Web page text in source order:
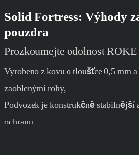
Solid Fortress: Výhody
pouzdra
Prozkoumejte odolnost ROKE
Vyrobeno z kovu o tloušťce 0,5 mm a
zaoblenými rohy,
Podvozek je konstrukčně stabilnější
ochranu.